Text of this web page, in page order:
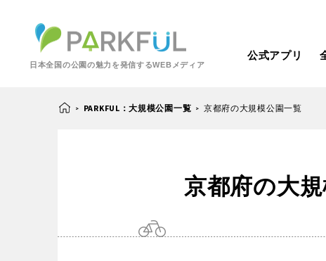
日本全国の公園の魅力を発信するWEBメディア
公式アプリ
芝生広場 幼児
北海道
幼児向け
> PARKFUL：大規模公園一覧 > 京都府の大規模公園一覧
京都府の大